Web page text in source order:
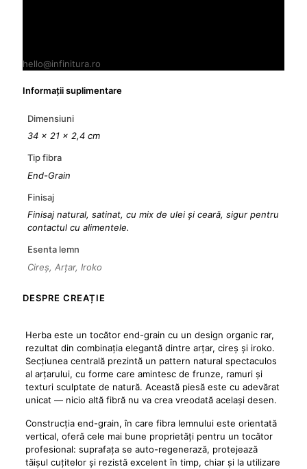
hello@infinitura.ro
Informații suplimentare
Dimensiuni
34 × 21 × 2,4 cm
Tip fibra
End-Grain
Finisaj
Finisaj natural, satinat, cu mix de ulei și ceară, sigur pentru
contactul cu alimentele.
Esenta lemn
Cireș, Arțar, Iroko
DESPRE CREAȚIE
Herba este un tocător end-grain cu un design organic rar,
rezultat din combinația elegantă dintre arțar, cireș și iroko.
Secțiunea centrală prezintă un pattern natural spectaculos
al arțarului, cu forme care amintesc de frunze, ramuri și
texturi sculptate de natură. Această piesă este cu adevărat
unicat — nicio altă fibră nu va crea vreodată același desen.
Construcția end-grain, în care fibra lemnului este orientată
vertical, oferă cele mai bune proprietăți pentru un tocător
profesional: suprafața se auto-regenerază, protejează
tăișul cuțitelor și rezistă excelent în timp, chiar și la utilizare